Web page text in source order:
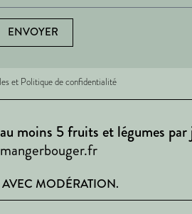
ENVOYER
et Politique de confidentialité
moins 5 fruits et légumes par
AVEC MODÉRATION.